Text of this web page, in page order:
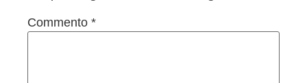
Commento *